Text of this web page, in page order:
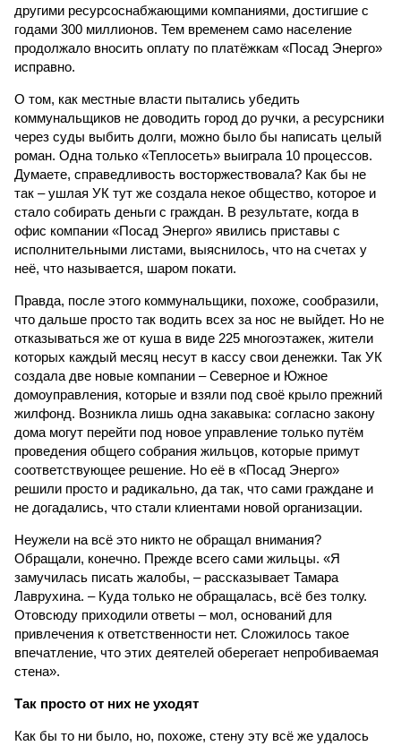
другими ресурсоснабжающими компаниями, достигшие с
годами 300 миллионов. Тем временем само население
продолжало вносить оплату по платёжкам «Посад Энерго»
исправно.
О том, как местные власти пытались убедить
коммунальщиков не доводить город до ручки, а ресурсники
через суды выбить долги, можно было бы написать целый
роман. Одна только «Теплосеть» выиграла 10 процессов.
Думаете, справедливость восторжествовала? Как бы не
так – ушлая УК тут же создала некое общество, которое и
стало собирать деньги с граждан. В результате, когда в
офис компании «Посад Энерго» явились приставы с
исполнительными листами, выяснилось, что на счетах у
неё, что называется, шаром покати.
Правда, после этого коммунальщики, похоже, сообразили,
что дальше просто так водить всех за нос не выйдет. Но не
отказываться же от куша в виде 225 многоэтажек, жители
которых каждый месяц несут в кассу свои денежки. Так УК
создала две новые компании – Северное и Южное
домоуправления, которые и взяли под своё крыло прежний
жилфонд. Возникла лишь одна закавыка: согласно закону
дома могут перейти под новое управление только путём
проведения общего собрания жильцов, которые примут
соответствующее решение. Но её в «Посад Энерго»
решили просто и радикально, да так, что сами граждане и
не догадались, что стали клиентами новой организации.
Неужели на всё это никто не обращал внимания?
Обращали, конечно. Прежде всего сами жильцы. «Я
замучилась писать жалобы, – рассказывает Тамара
Лаврухина. – Куда только не обращалась, всё без толку.
Отовсюду приходили ответы – мол, оснований для
привлечения к ответственности нет. Сложилось такое
впечатление, что этих деятелей оберегает непробиваемая
стена».
Так просто от них не уходят
Как бы то ни было, но, похоже, стену эту всё же удалось